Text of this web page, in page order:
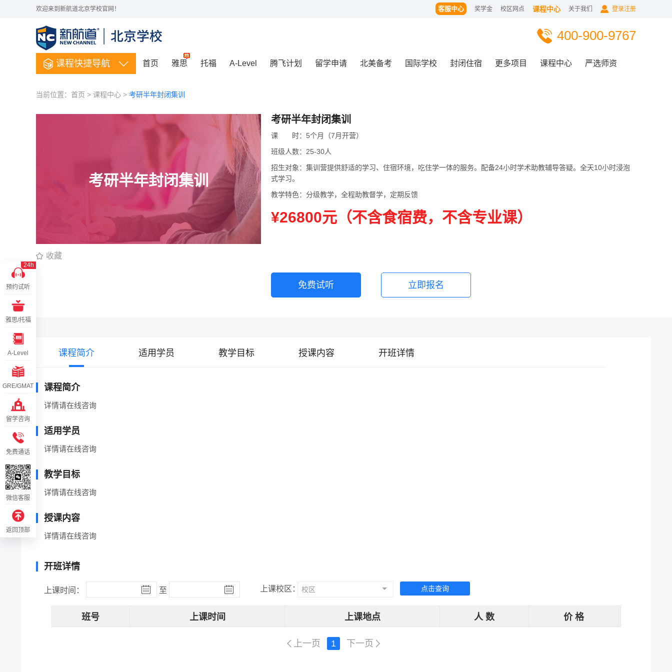
欢迎来到新航道北京学校官网！ 登录注册
关于我们
课程中心
校区网点
奖学金
客服中心
400-900-9767
课程快捷导航 首页 雅思 托福 A-Level 腾飞计划 留学申请 北美备考 国际学校 封闭住宿 更多项目 课程中心 严选师资
当前位置： 首页 > 课程中心 > 考研半年封闭集训
考研半年封闭集训
收藏
考研半年封闭集训
课 时： 5个月（7月开营）
班级人数： 25-30人
招生对象： 集训营提供舒适的学习、住宿环境，吃住学一体的服务。配备24小时学术助教辅导答疑。全天10小时浸泡
式学习。
教学特色： 分级教学，全程助教督学，定期反馈
¥26800元（不含食宿费，不含专业课）
免费试听 立即报名
课程简介 适用学员 教学目标 授课内容 开班详情
课程简介
详情请在线咨询
适用学员
详情请在线咨询
教学目标
详情请在线咨询
授课内容
详情请在线咨询
开班详情
上课时间： 至 上课校区： 校区 点击查询
班号 上课时间 上课地点 人 数 价 格
上一页 1 下一页
24h
预约试听
雅思/托福
A-Level
GRE/GMAT
留学咨询
免费通话
微信客服
返回顶部